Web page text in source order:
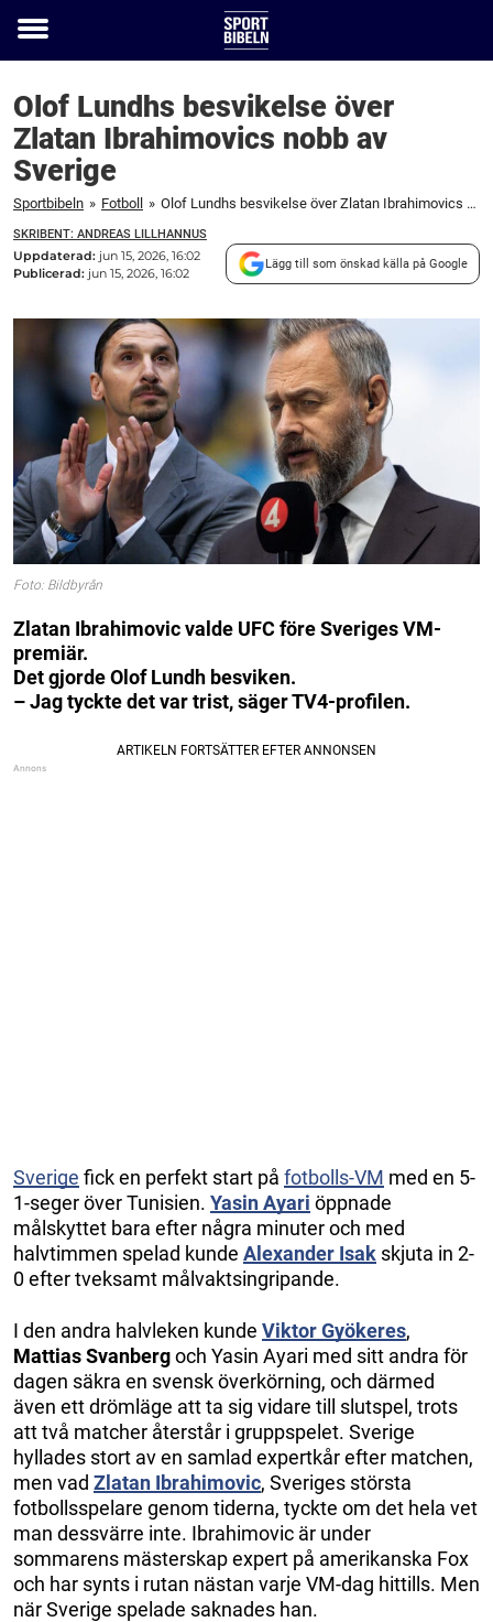
Toggle
Olof Lundhs besvikelse över
Zlatan Ibrahimovics nobb av
Sverige
Sportbibeln » Fotboll » Olof Lundhs besvikelse över Zlatan Ibrahimovics nobb av Sverige
SKRIBENT: ANDREAS LILLHANNUS
Uppdaterad: jun 15, 2026, 16:02
Publicerad: jun 15, 2026, 16:02
Lägg till som önskad källa på Google
Foto: Bildbyrån
Zlatan Ibrahimovic valde UFC före Sveriges VM-
premiär.
Det gjorde Olof Lundh besviken.
– Jag tyckte det var trist, säger TV4-profilen.
Sverige fick en perfekt start på fotbolls-VM med en 5-
1-seger över Tunisien. Yasin Ayari öppnade
målskyttet bara efter några minuter och med
halvtimmen spelad kunde Alexander Isak skjuta in 2-
0 efter tveksamt målvaktsingripande.
I den andra halvleken kunde Viktor Gyökeres,
Mattias Svanbergoch Yasin Ayari med sitt andra för
dagen säkra en svensk överkörning, och därmed
även ett drömläge att ta sig vidare till slutspel, trots
att två matcher återstår i gruppspelet. Sverige
hyllades stort av en samlad expertkår efter matchen,
men vad Zlatan Ibrahimovic, Sveriges största
fotbollsspelare genom tiderna, tyckte om det hela vet
man dessvärre inte. Ibrahimovic är under
sommarens mästerskap expert på amerikanska Fox
och har synts i rutan nästan varje VM-dag hittills. Men
när Sverige spelade saknades han.